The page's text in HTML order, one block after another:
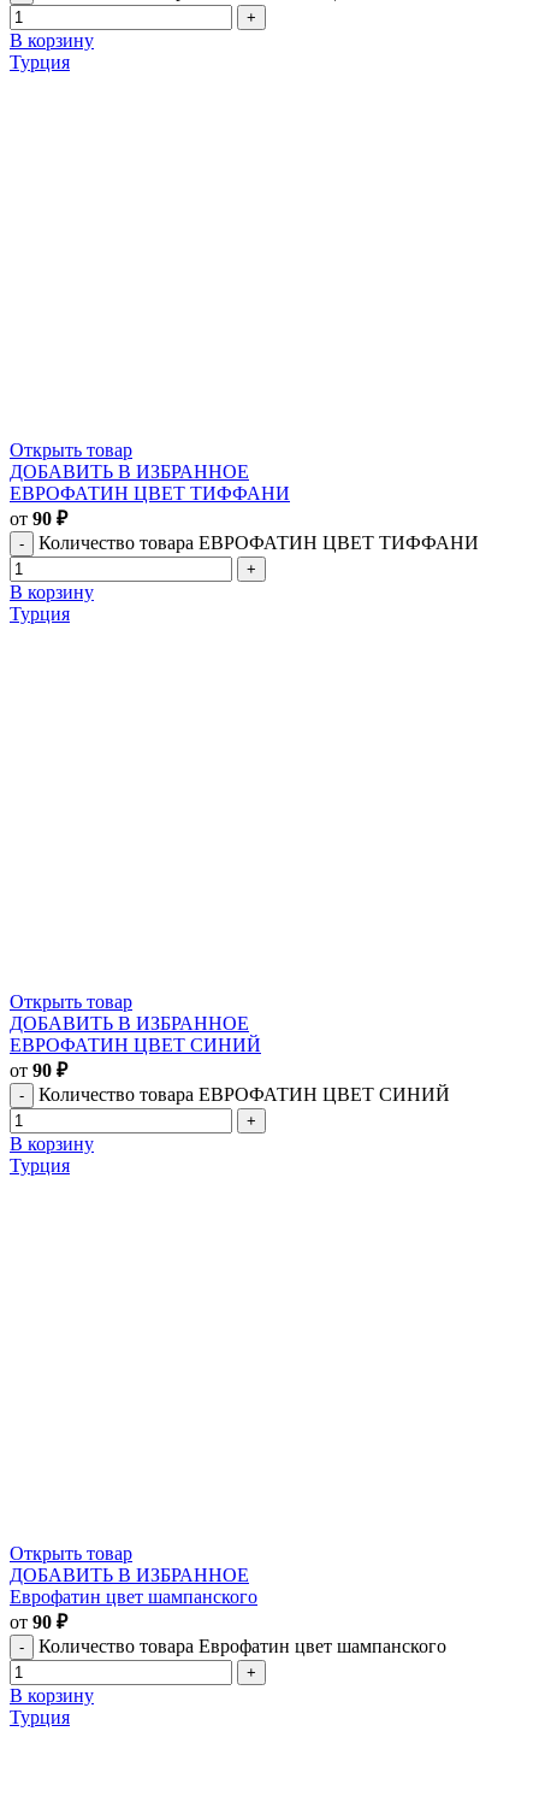
В корзину
Турция
Открыть товар
ДОБАВИТЬ В ИЗБРАННОЕ
ЕВРОФАТИН ЦВЕТ ТИФФАНИ
от 90 ₽
Количество товара ЕВРОФАТИН ЦВЕТ ТИФФАНИ
В корзину
Турция
Открыть товар
ДОБАВИТЬ В ИЗБРАННОЕ
ЕВРОФАТИН ЦВЕТ СИНИЙ
от 90 ₽
Количество товара ЕВРОФАТИН ЦВЕТ СИНИЙ
В корзину
Турция
Открыть товар
ДОБАВИТЬ В ИЗБРАННОЕ
Еврофатин цвет шампанского
от 90 ₽
Количество товара Еврофатин цвет шампанского
В корзину
Турция